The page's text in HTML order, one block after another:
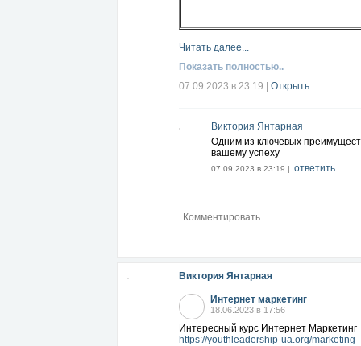
Читать далее...
Показать полностью..
07.09.2023 в 23:19
Открыть
Виктория Янтарная
Одним из ключевых
вашему успеху
07.09.2023 в 23:19 | ответить
Виктория Янтарная
Интернет маркетинг
18.06.2023 в 17:56
Интересный курс Интернет Маркетинг
https://youthleadership-ua.org/marketing